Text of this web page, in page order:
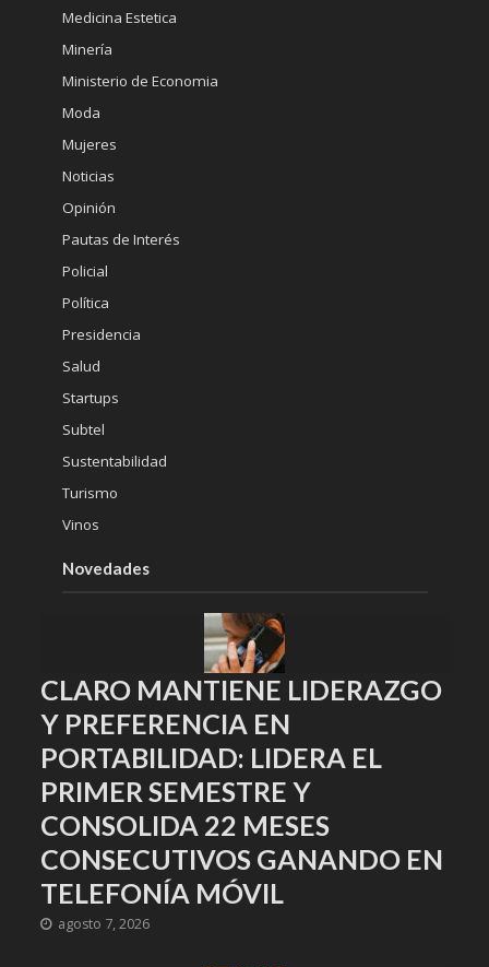
Medicina Estetica
Minería
Ministerio de Economia
Moda
Mujeres
Noticias
Opinión
Pautas de Interés
Policial
Política
Presidencia
Salud
Startups
Subtel
Sustentabilidad
Turismo
Vinos
Novedades
CLARO MANTIENE LIDERAZGO
Y PREFERENCIA EN
PORTABILIDAD: LIDERA EL
PRIMER SEMESTRE Y
CONSOLIDA 22 MESES
CONSECUTIVOS GANANDO EN
TELEFONÍA MÓVIL
agosto 7, 2026